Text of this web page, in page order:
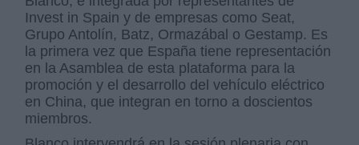
Invest in Spain y de empresas como Seat,
Grupo Antolín, Batz, Ormazábal o Gestamp. Es
la primera vez que España tiene representación
en la Asamblea de esta plataforma para la
promoción y el desarrollo del vehículo eléctrico
en China, que integran en torno a doscientos
miembros.